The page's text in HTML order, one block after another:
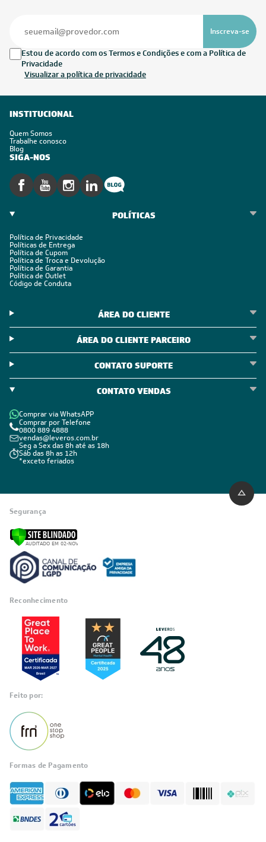
Inscreva-se
Estou de acordo com os Termos e Condições e com a Política de
Privacidade
Visualizar a política de privacidade
INSTITUCIONAL
Quem Somos
Trabalhe conosco
Blog
SIGA-NOS
POLÍTICAS
Política de Privacidade
Políticas de Entrega
Política de Cupom
Política de Troca e Devolução
Política de Garantia
Política de Outlet
Código de Conduta
ÁREA DO CLIENTE
ÁREA DO CLIENTE PARCEIRO
CONTATO SUPORTE
CONTATO VENDAS
Comprar via WhatsAPP
Comprar por Telefone
0800 889 4888
vendas@leveros.com.br
Seg a Sex das 8h até as 18h
Sáb das 8h as 12h
*exceto feriados
Segurança
Reconhecimento
Feito por:
Formas de Pagamento
Fale com a LIA